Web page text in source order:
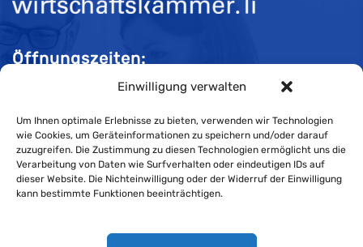
Einwilligung verwalten
Um Ihnen optimale Erlebnisse zu bieten, verwenden wir Technologien
wie Cookies, um Geräteinformationen zu speichern und/oder darauf
zuzugreifen. Die Zustimmung zu diesen Technologien ermöglicht uns die
Verarbeitung von Daten wie Surfverhalten oder eindeutigen IDs auf
dieser Website. Die Nichteinwilligung oder der Widerruf der Einwilligung
kann bestimmte Funktionen beeinträchtigen.
Öffnungszeiten:
Mo-Do 08:00 bis 11:30 und 13:30 bis 16:30 Uhr
Fr 08:00 bis 11:30 und 13:30 bis 16:00 Uhr
Impressum
Cookie-Richtlinie